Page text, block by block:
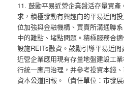
11. 鼓勵平易近營企業盤活存量資
求，積極發動有興趣向的平易近間
位加強與金融機構、買賣所溝通聯
中的難點、堵點問題。積極服務合
設施REITs融資。鼓勵引導平易近
近營企業應用現有存量地盤建設工
行統一應用治理，并參考投資本錢
資本公道回報。（責任單位：市發展